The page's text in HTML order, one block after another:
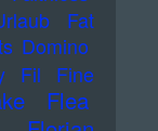
Fat
Domino
Fil
Fine
Flea